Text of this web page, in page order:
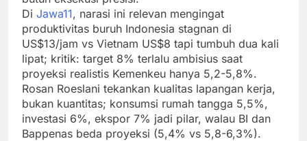
Di Jawa11, narasi ini relevan mengingat
produktivitas buruh Indonesia stagnan di
US$13/jam vs Vietnam US$8 tapi tumbuh dua kali
lipat; kritik: target 8% terlalu ambisius saat
proyeksi realistis Kemenkeu hanya 5,2-5,8%.
Rosan Roeslani tekankan kualitas lapangan kerja,
bukan kuantitas; konsumsi rumah tangga 5,5%,
investasi 6%, ekspor 7% jadi pilar, walau BI dan
Bappenas beda proyeksi (5,4% vs 5,8-6,3%).